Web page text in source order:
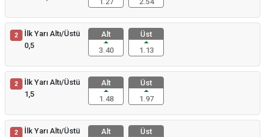
2
İlk Yarı Altı/Üstü
0,5
Alt
3.40
Üst
1.13
2
İlk Yarı Altı/Üstü
1,5
Alt
1.48
Üst
1.97
2
İlk Yarı Altı/Üstü
Alt
Üst